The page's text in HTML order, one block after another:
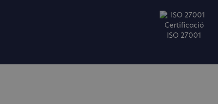
Certificació
ISO 27001